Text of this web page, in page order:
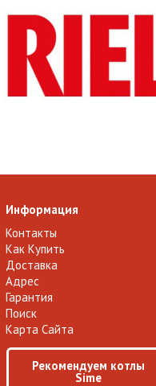
Информация
Контакты
Как Купить
Доставка
Адрес
Гарантия
Поиск
Карта Сайта
Рекомендуем котлы
Sime